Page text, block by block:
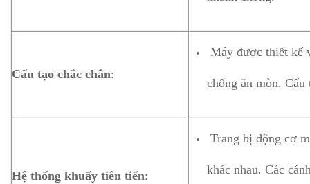
Cấu tạo chắc chắn:
Máy được thiết kế
chống ăn mòn.
Hệ thống khuấy tiên tiến:
Trang bị động cơ
khác nhau. Các